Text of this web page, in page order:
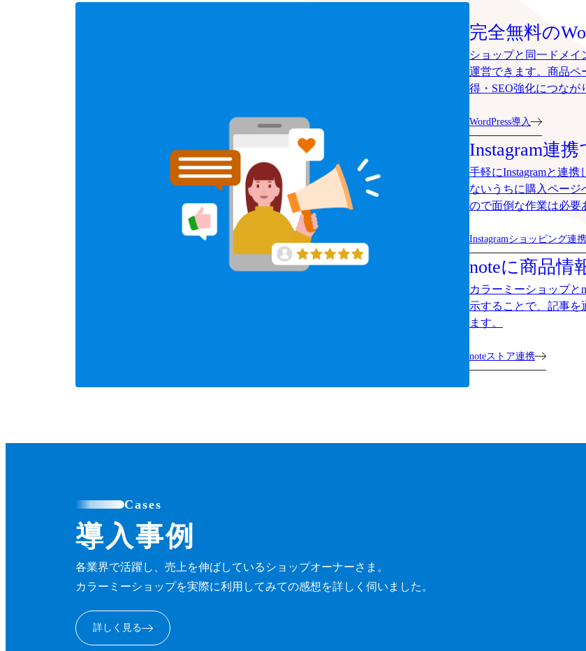
完全無料の
ショップと同一ドメイ
運営できます。商品ペ
得・SEO強化につなが
WordPress導入
Instagram連
手軽にInstagramと連
ないうちに購入ページ
ので面倒な作業は必要
Instagramショッピング連携
noteに商品情
カラーミーショップと
示することで、記事を
ます。
noteストア連携
Cases
導入事例
各業界で活躍し、売上を伸ばしているショップオーナーさま。
カラーミーショップを実際に利用してみての感想を詳しく伺いました。
詳しく見る